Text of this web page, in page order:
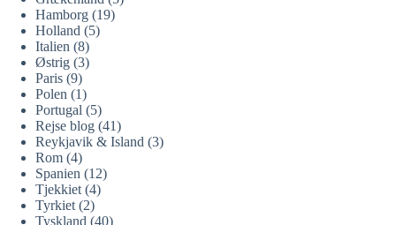
Hamborg (19)
Holland (5)
Italien (8)
Østrig (3)
Paris (9)
Polen (1)
Portugal (5)
Rejse blog (41)
Reykjavik & Island (3)
Rom (4)
Spanien (12)
Tjekkiet (4)
Tyrkiet (2)
Tyskland (40)